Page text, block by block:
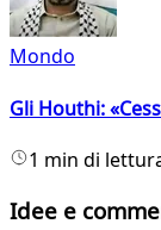
Mondo
Gli Houthi:
1 min di
Idee e